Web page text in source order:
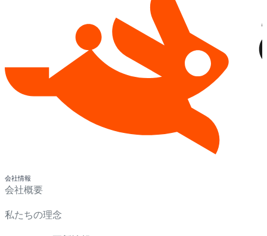
会社情報
会社概要
私たちの理念